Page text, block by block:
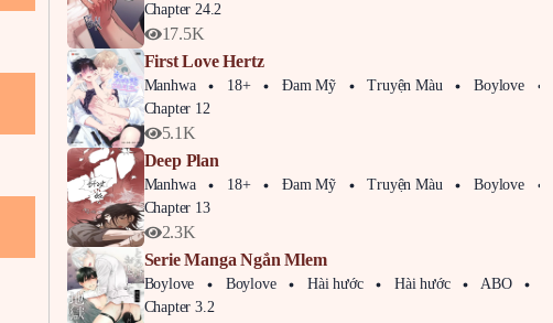
Chapter 24.2
17.5K
First Love Hertz
Manhwa 18+ Đam Mỹ Truyện Màu
Boylove
Chapter 12
5.1K
Deep Plan
Manhwa 18+ Đam Mỹ Truyện Màu
Boylove
Chapter 13
2.3K
Serie Manga Ngắn Mlem
Boylove Boylove Hài hước Hài hước ABO
Chapter 3.2